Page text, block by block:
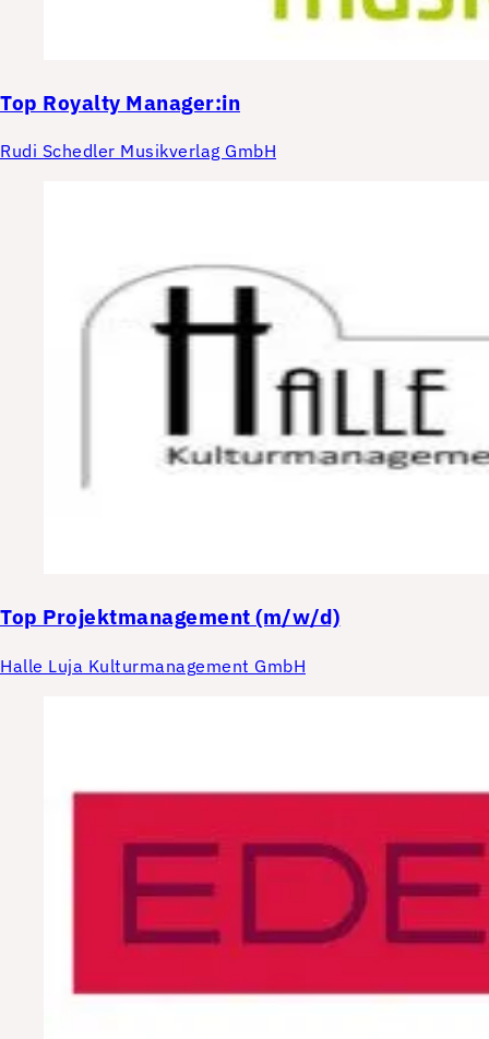
Top Royalty Manager:in
Rudi Schedler Musikverlag GmbH
Top Projektmanagement (m/w/d)
Halle Luja Kulturmanagement GmbH